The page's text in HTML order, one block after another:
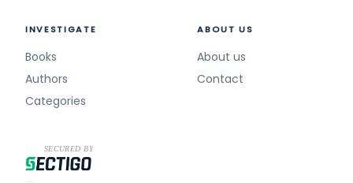
INVESTIGATE
Books
Authors
Categories
ABOUT US
About us
Contact